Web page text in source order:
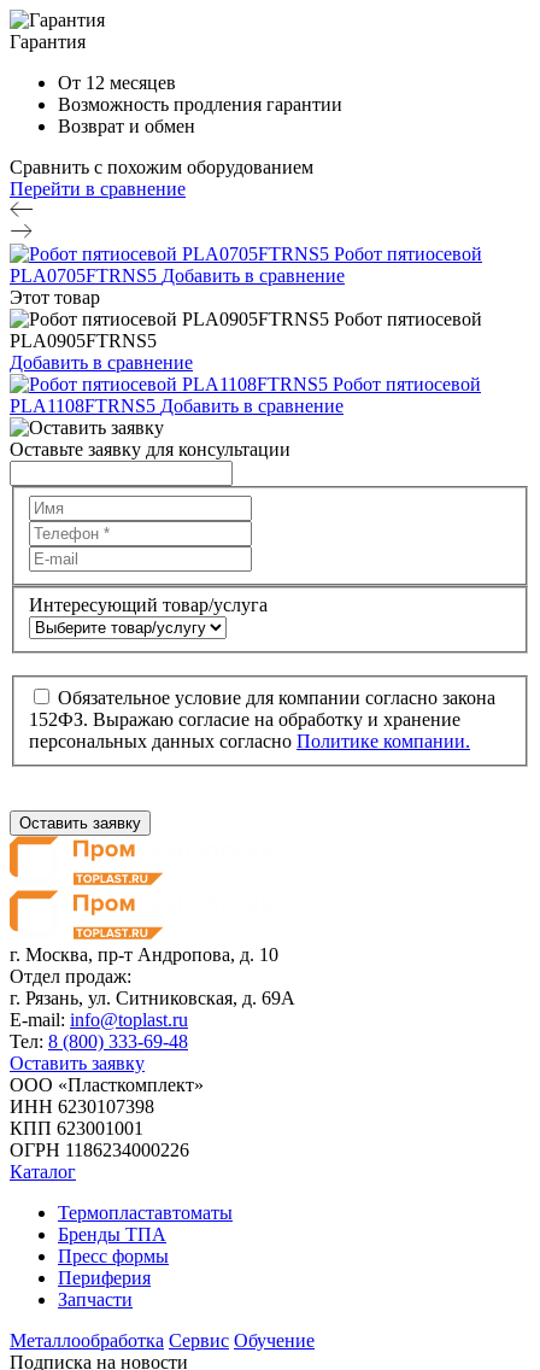
Гарантия
От 12 месяцев
Возможность продления гарантии
Возврат и обмен
Сравнить с похожим оборудованием
Перейти в сравнение
Робот пятиосевой
PLA0705FTRNS5 Добавить в сравнение
Этот товар
Робот пятиосевой
PLA0905FTRNS5
Добавить в сравнение
Робот пятиосевой
PLA1108FTRNS5 Добавить в сравнение
Оставьте заявку для консультации
Интересующий товар/услуга
Обязательное условие для компании согласно закона
152ФЗ. Выражаю согласие на обработку и хранение
персональных данных согласно Политике компании.
Оставить заявку
г. Москва, пр-т Андропова, д. 10
Отдел продаж:
г. Рязань, ул. Ситниковская, д. 69А
E-mail: info@toplast.ru
Тел: 8 (800) 333-69-48
Оставить заявку
ООО «Пласткомплект»
ИНН 6230107398
КПП 623001001
ОГРН 1186234000226
Каталог
Термопластавтоматы
Бренды ТПА
Пресс формы
Периферия
Запчасти
Металлообработка Сервис Обучение
Подписка на новости